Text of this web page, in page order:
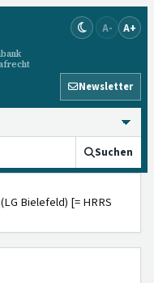
A- A+
Newsletter
Suchen
Bielefeld) [= HRRS